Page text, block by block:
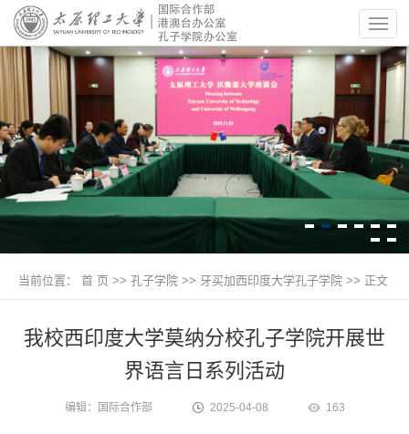
当前位置： 首 页 >> 孔子学院 >> 牙买加西印度大学孔子学院 >> 正文
我校西印度大学莫纳分校孔子学院开展世
界语言日系列活动
编辑：国际合作部 2025-04-08 163